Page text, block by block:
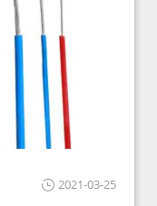
2021-03-25